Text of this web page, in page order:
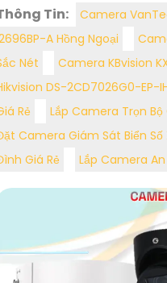
Tin: Camera
A Hồng Ngoại
Nét
Camera KBvision
DS-2CD7026G0-EP-
Rẻ
Lắp Camera Trọn
Camera Giám Sát Biển Số
Giá Rẻ
Lắp Camera